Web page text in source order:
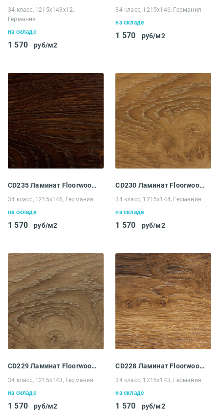
34 класс, 1215х143х12,
Германия
на складе
1 570 руб/м2
34 класс, 1215х146, Германия
на складе
1 570 руб/м2
CD235 Ламинат Floorwood Serious Дуб Ульсан
34 класс, 1215х146, Германия
на складе
1 570 руб/м2
CD230 Ламинат Floorwood Serious Дуб Феникс
34 класс, 1215х144, Германия
на складе
1 570 руб/м2
CD229 Ламинат Floorwood Serious Дуб Сеул
34 класс, 1215х143, Германия
на складе
1 570 руб/м2
CD228 Ламинат Floorwood Serious Дуб Одэсан
34 класс, 1215х143, Германия
на складе
1 570 руб/м2